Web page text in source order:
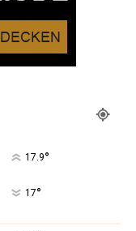
17.9°
17°